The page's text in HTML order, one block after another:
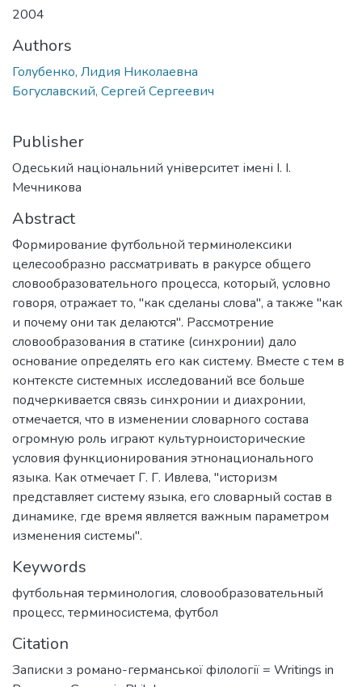
2004
Authors
Голубенко, Лидия Николаевна
Богуславский, Сергей Сергеевич
Publisher
Одеський національний університет імені І. І.
Мечникова
Abstract
Формирование футбольной терминолексики
целесообразно рассматривать в ракурсе общего
словообразовательного процесса, который, условно
говоря, отражает то, "как сделаны слова", а также "как
и почему они так делаются". Рассмотрение
словообразования в статике (синхронии) дало
основание определять его как систему. Вместе с тем в
контексте системных исследований все больше
подчеркивается связь синхронии и диахронии,
отмечается, что в изменении словарного состава
огромную роль играют культурно­исторические
условия функционирования этнонационального
языка. Как отмечает Г. Г. Ивлева, "историзм
представляет систему языка, его словарный состав в
динамике, где время является важным параметром
изменения системы".
Keywords
футбольная терминология, словообразовательный
процесс, терминосистема, футбол
Citation
Записки з романо-германської філології = Writings in